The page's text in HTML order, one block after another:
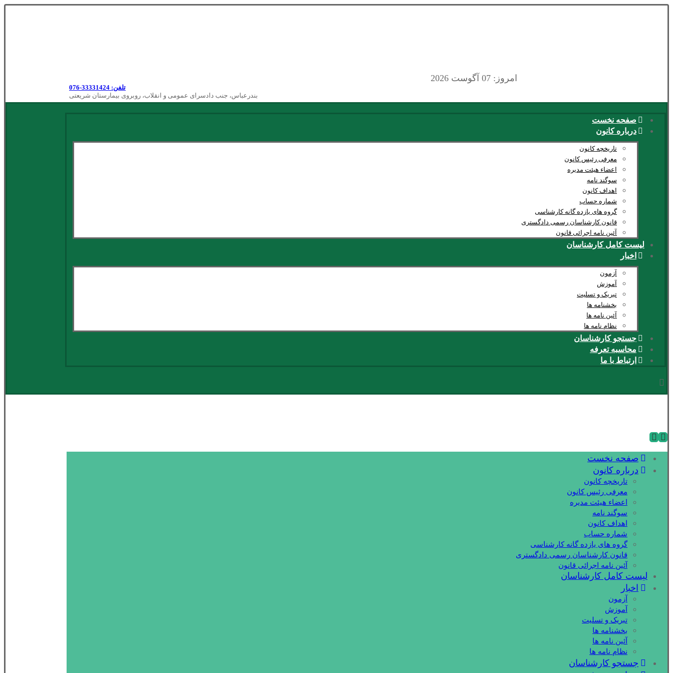
امروز: 07 آگوست 2026
تلفن: 33331424-076
بندرعباس، جنب دادسرای عمومی و انقلاب، روبروی بیمارستان شریعتی
صفحه نخست
درباره کانون
تاریخچه کانون
معرفی رئیس کانون
اعضاء هیئت مدیره
سوگند نامه
اهداف کانون
شماره حساب
گروه های یازده گانه کارشناسی
قانون کارشناسان رسمی دادگستری
آئین نامه اجرائی قانون
لیست کامل کارشناسان
اخبار
آزمون
آموزش
تبریک و تسلیت
بخشنامه ها
آئین نامه ها
نظام نامه ها
جستجو کارشناسان
محاسبه تعرفه
ارتباط با ما
صفحه نخست
درباره کانون
تاریخچه کانون
معرفی رئیس کانون
اعضاء هیئت مدیره
سوگند نامه
اهداف کانون
شماره حساب
گروه های یازده گانه کارشناسی
قانون کارشناسان رسمی دادگستری
آئین نامه اجرائی قانون
لیست کامل کارشناسان
اخبار
آزمون
آموزش
تبریک و تسلیت
بخشنامه ها
آئین نامه ها
نظام نامه ها
جستجو کارشناسان